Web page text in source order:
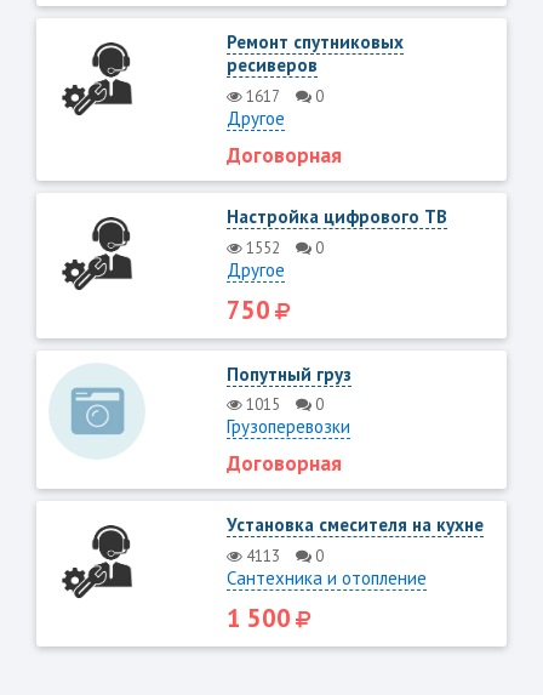
Ремонт спутниковых
ресиверов
1617 0
Другое
Договорная
Настройка цифрового ТВ
1552 0
Другое
750
Попутный груз
1015 0
Грузоперевозки
Договорная
Установка смесителя на кухне
4113 0
Сантехника и отопление
1 500